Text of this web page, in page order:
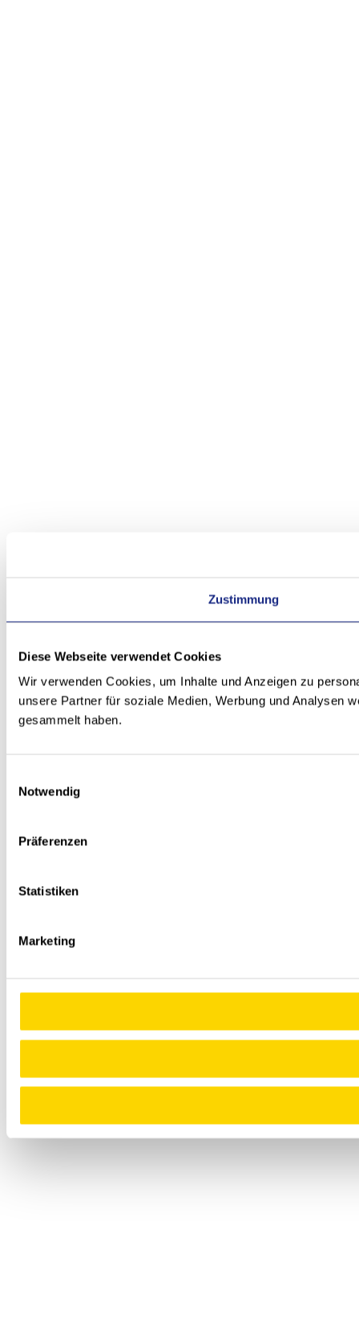
Zustimmung
Diese Webseite verwendet Cookies
Wir verwenden Cookies, um Inhalte und Anzeigen zu
unsere Partner für soziale Medien, Werbung und Analysen
gesammelt haben.
Notwendig
Präferenzen
Statistiken
Marketing